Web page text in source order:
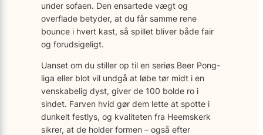
under sofaen. Den ensartede vægt og
overflade betyder, at du får samme rene
bounce i hvert kast, så spillet bliver både fair
og forudsigeligt.
Uanset om du stiller op til en seriøs Beer Pong-
liga eller blot vil undgå at løbe tør midt i en
venskabelig dyst, giver de 100 bolde ro i
sindet. Farven hvid gør dem lette at spotte i
dunkelt festlys, og kvaliteten fra Heemskerk
sikrer, at de holder formen – også efter